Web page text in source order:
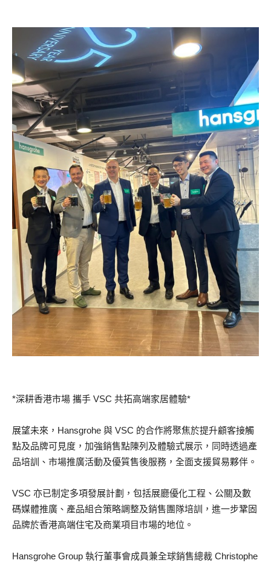
*深耕香港市場 攜手 VSC 共拓高端家居體驗*
展望未來，Hansgrohe 與 VSC 的合作將聚焦於提升顧客接觸
點及品牌可見度，加強銷售點陳列及體驗式展示，同時透過產
品培訓、市場推廣活動及優質售後服務，全面支援貿易夥伴。
VSC 亦已制定多項發展計劃，包括展廳優化工程、公關及數
碼媒體推廣、產品組合策略調整及銷售團隊培訓，進一步鞏固
品牌於香港高端住宅及商業項目市場的地位。
Hansgrohe Group 執行董事會成員兼全球銷售總裁 Christophe